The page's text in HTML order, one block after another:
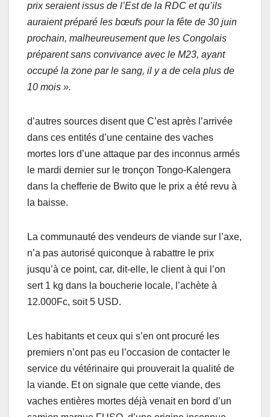
prix seraient issus de l’Est de la RDC et qu’ils
auraient préparé les bœufs pour la fête de 30 juin
prochain, malheureusement que les Congolais
préparent sans convivance avec le M23, ayant
occupé la zone par le sang, il y a de cela plus de
10 mois ».
d’autres sources disent que C’est après l’arrivée
dans ces entités d’une centaine des vaches
mortes lors d’une attaque par des inconnus armés
le mardi dernier sur le tronçon Tongo-Kalengera
dans la chefferie de Bwito que le prix a été revu à
la baisse.
La communauté des vendeurs de viande sur l’axe,
n’a pas autorisé quiconque à rabattre le prix
jusqu’à ce point, car, dit-elle, le client à qui l’on
sert 1 kg dans la boucherie locale, l’achète à
12.000Fc, soit 5 USD.
Les habitants et ceux qui s’en ont procuré les
premiers n’ont pas eu l’occasion de contacter le
service du vétérinaire qui prouverait la qualité de
la viande. Et on signale que cette viande, des
vaches entières mortes déjà venait en bord d’un